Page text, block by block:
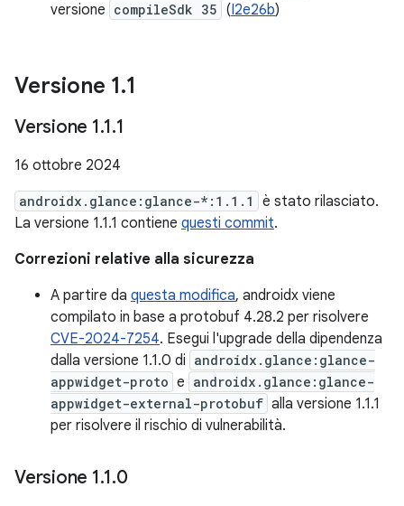
versione compileSdk 35 (I2e26b)
Versione 1.1
Versione 1.1.1
16 ottobre 2024
androidx.glance:glance-*:1.1.1
è stato rilasciato.
La versione 1.1.1 contiene questi commit.
Correzioni relative alla sicurezza
A partire da questa modifica, androidx viene
compilato in base a protobuf 4.28.2 per risolvere
CVE-2024-7254. Esegui l'upgrade della dipendenza
dalla versione 1.1.0 di androidx.glance:glance-
appwidget-proto e androidx.glance:glance-
appwidget-external-protobuf alla versione 1.1.1
per risolvere il rischio di vulnerabilità.
Versione 1.1.0